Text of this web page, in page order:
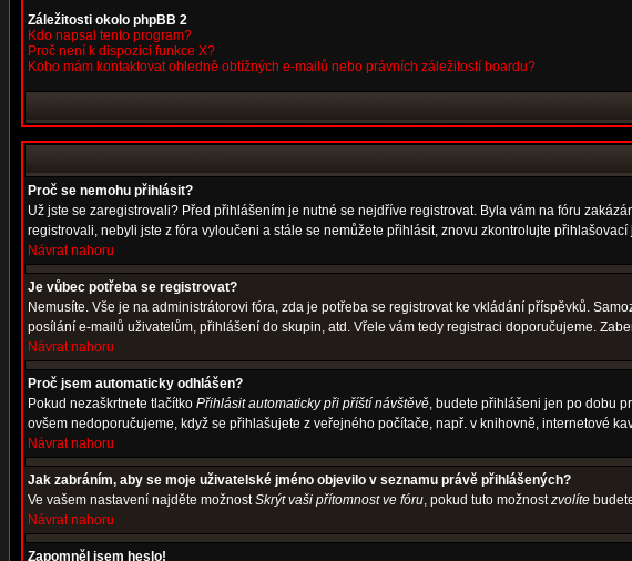
Záležitosti okolo phpBB 2
Kdo napsal tento program?
Proč není k dispozici funkce X?
Koho mám kontaktovat ohledně obtížných e-mailů nebo právních záležitostí boardu?
Proč se nemohu přihlásit?
Už jste se zaregistrovali? Před přihlášením je nutné se nejdříve registrovat. Byla vám na fóru
registrovali, nebyli jste z fóra vyloučeni a stále se nemůžete přihlásit, znovu zkontrolujte
Návrat nahoru
Je vůbec potřeba se registrovat?
Nemusíte. Vše je na administrátorovi fóra, zda je potřeba se registrovat ke vkládání příspěvků.
posílání e-mailů uživatelům, přihlášení do skupin, atd. Vřele vám tedy registraci doporučujeme.
Návrat nahoru
Proč jsem automaticky odhlášen?
Pokud nezaškrtnete tlačítko Přihlásit automaticky při příští návštěvě, budete přihlášeni jen po dobu
ovšem nedoporučujeme, když se přihlašujete z veřejného počítače, např. v knihovně, internetové
Návrat nahoru
Jak zabráním, aby se moje uživatelské jméno objevilo v seznamu právě přihlášených?
Ve vašem nastavení najděte možnostSkrýt vaši přítomnost ve fóru, pokud tuto možnostzvolíte
Návrat nahoru
Zapomněl jsem heslo!